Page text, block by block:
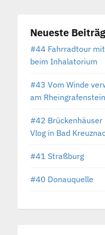
Neueste
#44 Fahrradtour
beim Inhalatorium
#43 Vom Winde
am Rheingrafenstein
#42 Brückenhäuser
Vlog in Bad
#41 Straßburg
#40 Donauquelle